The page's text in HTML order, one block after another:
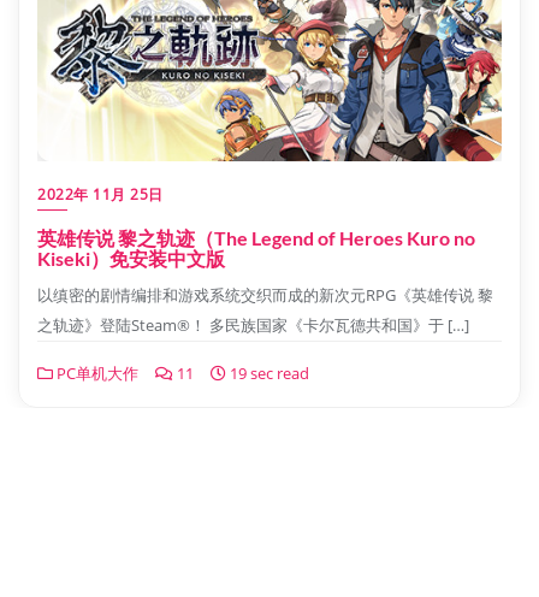
2022年 11月 25日
英雄传说 黎之轨迹（The Legend of Heroes Kuro no
Kiseki）免安装中文版
以缜密的剧情编排和游戏系统交织而成的新次元RPG《英雄传说 黎
之轨迹》登陆Steam®！ 多民族国家《卡尔瓦德共和国》于 […]
PC单机大作 11 19 sec read